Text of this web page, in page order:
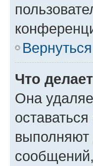
Что
Она
выполняют